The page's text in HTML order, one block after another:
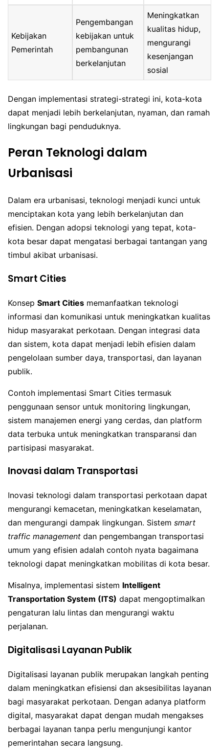
Kebijakan
Pemerintah
Pengembangan
kebijakan untuk
pembangunan
berkelanjutan
Meningkatkan
kualitas hidup,
mengurangi
kesenjangan
sosial
Dengan implementasi strategi-strategi ini, kota-kota
dapat menjadi lebih berkelanjutan, nyaman, dan ramah
lingkungan bagi penduduknya.
Peran Teknologi dalam
Urbanisasi
Dalam era urbanisasi, teknologi menjadi kunci untuk
menciptakan kota yang lebih berkelanjutan dan
efisien. Dengan adopsi teknologi yang tepat, kota-
kota besar dapat mengatasi berbagai tantangan yang
timbul akibat urbanisasi.
Smart Cities
Konsep Smart Cities memanfaatkan teknologi
informasi dan komunikasi untuk meningkatkan kualitas
hidup masyarakat perkotaan. Dengan integrasi data
dan sistem, kota dapat menjadi lebih efisien dalam
pengelolaan sumber daya, transportasi, dan layanan
publik.
Contoh implementasi Smart Cities termasuk
penggunaan sensor untuk monitoring lingkungan,
sistem manajemen energi yang cerdas, dan platform
data terbuka untuk meningkatkan transparansi dan
partisipasi masyarakat.
Inovasi dalam Transportasi
Inovasi teknologi dalam transportasi perkotaan dapat
mengurangi kemacetan, meningkatkan keselamatan,
dan mengurangi dampak lingkungan. Sistem smart
traffic management dan pengembangan transportasi
umum yang efisien adalah contoh nyata bagaimana
teknologi dapat meningkatkan mobilitas di kota besar.
Misalnya, implementasi sistem Intelligent
Transportation System (ITS) dapat mengoptimalkan
pengaturan lalu lintas dan mengurangi waktu
perjalanan.
Digitalisasi Layanan Publik
Digitalisasi layanan publik merupakan langkah penting
dalam meningkatkan efisiensi dan aksesibilitas layanan
bagi masyarakat perkotaan. Dengan adanya platform
digital, masyarakat dapat dengan mudah mengakses
berbagai layanan tanpa perlu mengunjungi kantor
pemerintahan secara langsung.